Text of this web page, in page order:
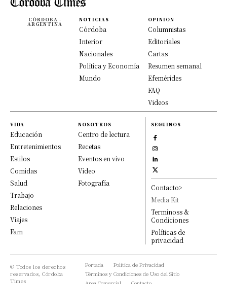
CÓRDOBA -
ARGENTINA
NOTICIAS
Córdoba
Interior
Nacionales
Política y Economía
Mundo
OPINION
Columnistas
Editoriales
Cartas
Resumen semanal
Efemérides
FAQ
Videos
VIDA
Educación
Entretenimientos
Estilos
Comidas
Salud
Trabajo
Relaciones
Viajes
Fam
NOSOTROS
Centro de lectura
Recetas
Eventos en vivo
Video
Fotografía
SEGUINOS
Contacto>
Media Kit
Terminoss &
Condiciones
Políticas de
privacidad
© Todos los derechos
reservados, Córdoba
Times
Portada
Política de Privacidad
Términos y Condiciones de Uso del Sitio